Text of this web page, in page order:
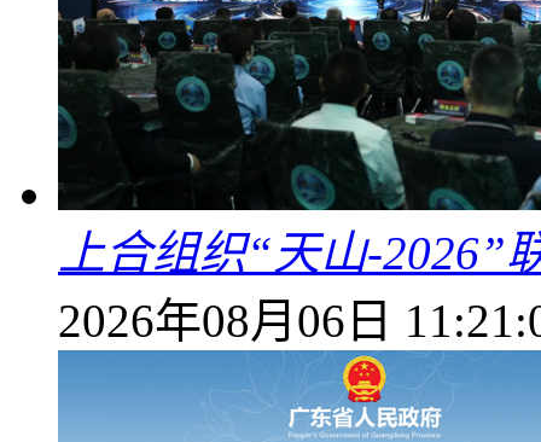
上合组织“天山-2026”
2026年08月06日